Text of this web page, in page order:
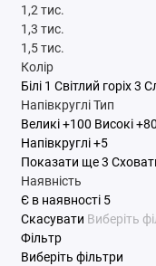
1,2 тис.
1,3 тис.
1,5 тис.
Колір
Білі 1 Світлий горіх 3
Напівкруглі Тип
Великі +100 Високі +80
Напівкруглі +5
Показати ще 3
Наявність
Є в наявності 5
Скасувати Виберіть
Фільтр
Виберіть фільтри